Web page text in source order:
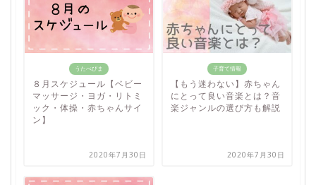
うたべびま
８月スケジュール【ベビー
マッサージ・ヨガ・リトミ
ック・体操・赤ちゃんサイ
ン】
2020年7月30日
子育て情報
【もう迷わない】赤ちゃん
にとって良い音楽とは？音
楽ジャンルの選び方も解説
2020年7月30日